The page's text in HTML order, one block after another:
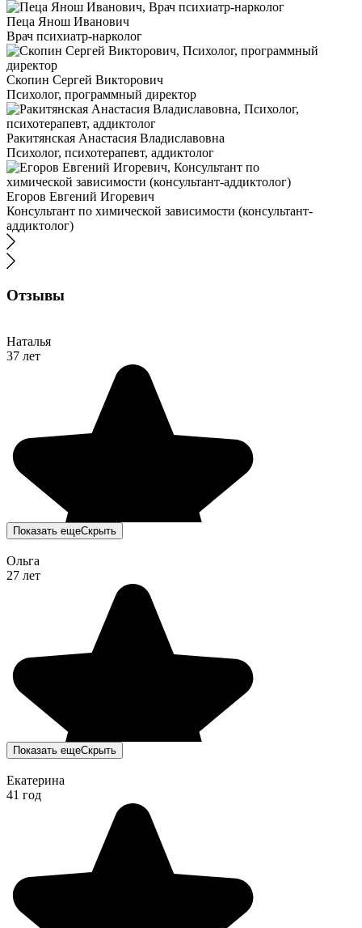
Пеца Янош Иванович
Врач психиатр-нарколог
Скопин Сергей Викторович
Психолог, программный директор
Ракитянская Анастасия Владиславовна
Психолог, психотерапевт, аддиктолог
Егоров Евгений Игоревич
Консультант по химической зависимости (консультант-
аддиктолог)
Отзывы
Наталья
37 лет
Показать ещеСкрыть
Ольга
27 лет
Показать ещеСкрыть
Екатерина
41 год